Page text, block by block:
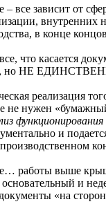
все зависит от
внутренних
в конце
что касается
но НЕ
реализация
не нужен
и
работы выше
и
«на